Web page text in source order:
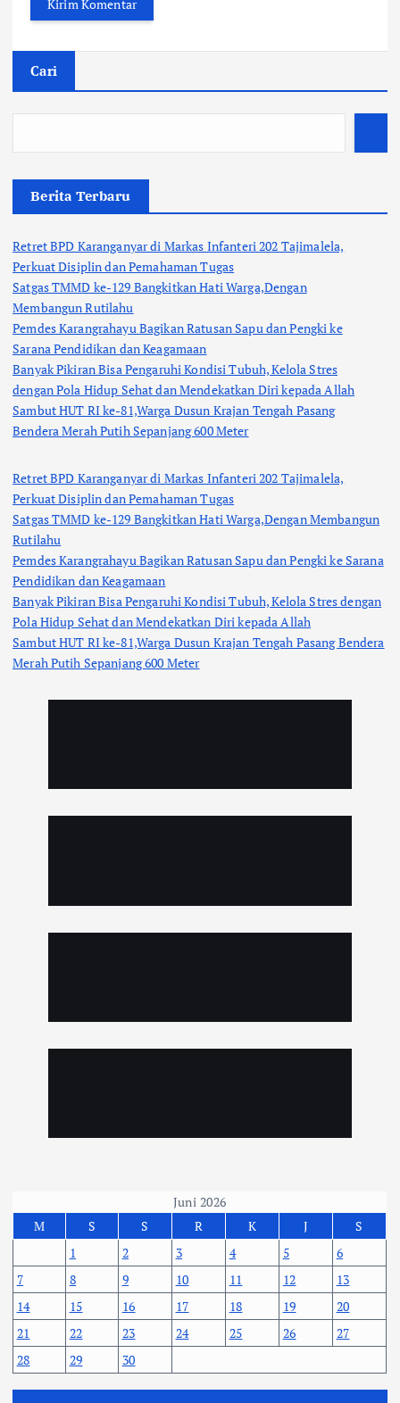
Cari
Berita Terbaru
Retret BPD Karanganyar di Markas Infanteri 202 Tajimalela,
Perkuat Disiplin dan Pemahaman Tugas
Satgas TMMD ke-129 Bangkitkan Hati Warga,Dengan
Membangun Rutilahu
Pemdes Karangrahayu Bagikan Ratusan Sapu dan Pengki ke
Sarana Pendidikan dan Keagamaan
Banyak Pikiran Bisa Pengaruhi Kondisi Tubuh, Kelola Stres
dengan Pola Hidup Sehat dan Mendekatkan Diri kepada Allah
Sambut HUT RI ke-81,Warga Dusun Krajan Tengah Pasang
Bendera Merah Putih Sepanjang 600 Meter
Retret BPD Karanganyar di Markas Infanteri 202 Tajimalela,
Perkuat Disiplin dan Pemahaman Tugas
Satgas TMMD ke-129 Bangkitkan Hati Warga,Dengan Membangun
Rutilahu
Pemdes Karangrahayu Bagikan Ratusan Sapu dan Pengki ke Sarana
Pendidikan dan Keagamaan
Banyak Pikiran Bisa Pengaruhi Kondisi Tubuh, Kelola Stres dengan
Pola Hidup Sehat dan Mendekatkan Diri kepada Allah
Sambut HUT RI ke-81,Warga Dusun Krajan Tengah Pasang Bendera
Merah Putih Sepanjang 600 Meter
Juni 2026
M
S S R K J
S
1
2 3 4 5
6
7
8 9 10 11 12
13
14
15 16 17 18 19
20
21
22 23 24 25 26
27
28
29 30